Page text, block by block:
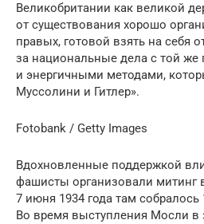
Великобритании как великой
от существования хорошо
правых, готовой взять на себя
за национальные дела с той
и энергичными методами,
Муссолини и Гитлер».
Fotobank / Getty Images
Вдохновленные поддержкой
фашисты организовали митинг
7 июня 1934 года там собралось
Во время выступления Мосли в